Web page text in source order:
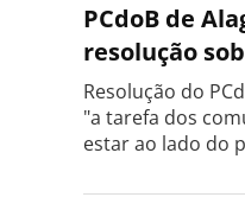
PCdoB de
resolução
Resolução do
"a tarefa dos
estar ao lado do